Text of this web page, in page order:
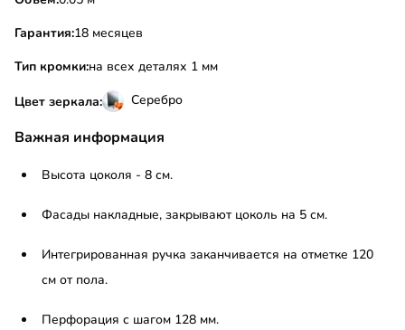
Гарантия:18 месяцев
Тип кромки:на всех деталях 1 мм
Цвет зеркала: Серебро
Важная информация
Высота цоколя - 8 см.
Фасады накладные, закрывают цоколь на 5 см.
Интегрированная ручка заканчивается на отметке 120
см от пола.
Перфорация с шагом 128 мм.